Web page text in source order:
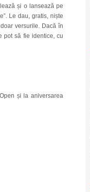
și o lansează pe
Le dau, gratis, niște
versurile. Dacă în
pot să fie identice, cu
și la aniversarea